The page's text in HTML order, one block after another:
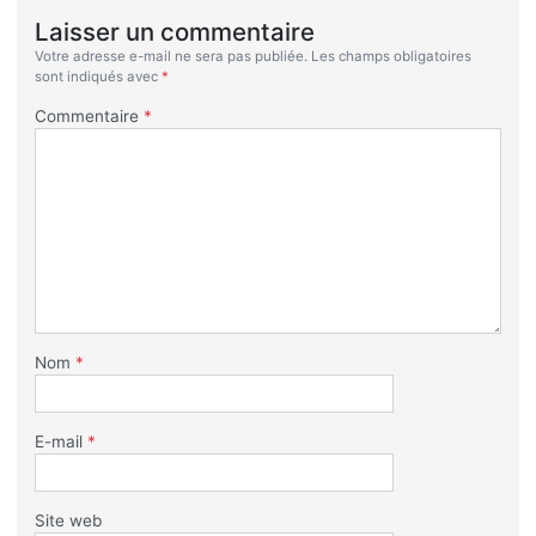
Laisser un commentaire
Votre adresse e-mail ne sera pas publiée. Les champs obligatoires
sont indiqués avec *
Commentaire *
Nom *
E-mail *
Site web